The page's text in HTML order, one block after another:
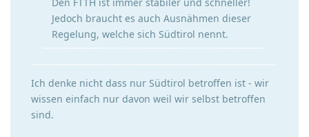
Jedoch braucht es auch Ausnähmen dieser
Regelung, welche sich Südtirol nennt.
Ich denke nicht dass nur Südtirol betroffen ist - wir
wissen einfach nur davon weil wir selbst betroffen
sind.